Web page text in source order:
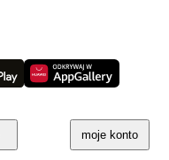
moje konto